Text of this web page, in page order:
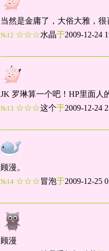
当然是金庸了，大俗大雅，很
№12 ☆☆☆水晶于2009-12-24
JK 罗琳算一个吧！HP里面人
№13 ☆☆☆这个于2009-12-24
顾漫。
№14 ☆☆☆冒泡于2009-12-25
顾漫